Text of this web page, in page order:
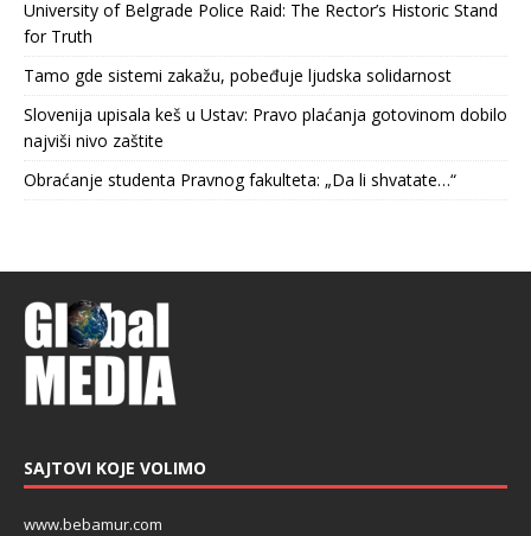
University of Belgrade Police Raid: The Rector’s Historic Stand
for Truth
Tamo gde sistemi zakažu, pobeđuje ljudska solidarnost
Slovenija upisala keš u Ustav: Pravo plaćanja gotovinom dobilo
najviši nivo zaštite
Obraćanje studenta Pravnog fakulteta: „Da li shvatate…“
SAJTOVI KOJE VOLIMO
www.bebamur.com